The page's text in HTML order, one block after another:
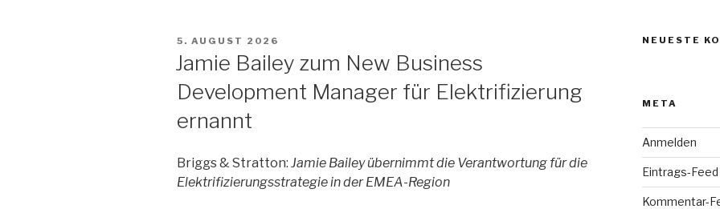
VERÖFFENTLICHT
5. AUGUST 2026
Jamie Bailey zum New Business
Development Manager für Elektrifizierung
ernannt
Briggs & Stratton: Jamie Bailey übernimmt die Verantwortung für die
Elektrifizierungsstrategie in der EMEA-Region
NEUESTE
META
Anmelden
Eintrags-Feed
Kommentar-